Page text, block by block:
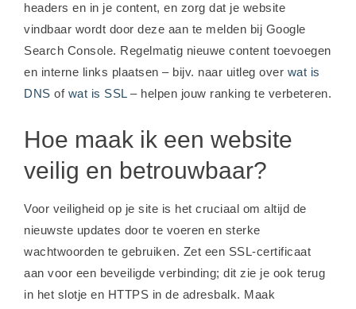
headers en in je content, en zorg dat je website
vindbaar wordt door deze aan te melden bij Google
Search Console. Regelmatig nieuwe content toevoegen
en interne links plaatsen – bijv. naar uitleg over wat is
DNS of wat is SSL– helpen jouw ranking te verbeteren.
Hoe maak ik een website
veilig en betrouwbaar?
Voor veiligheid op je site is het cruciaal om altijd de
nieuwste updates door te voeren en sterke
wachtwoorden te gebruiken. Zet een SSL-certificaat
aan voor een beveiligde verbinding; dit zie je ook terug
in het slotje en HTTPS in de adresbalk. Maak